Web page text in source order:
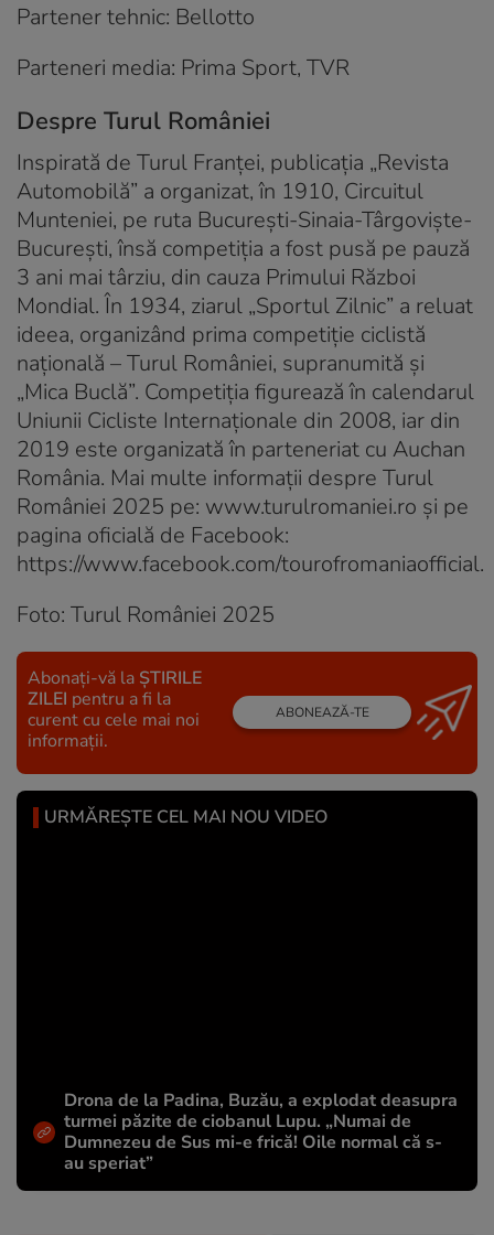
Partener tehnic: Bellotto
Parteneri media: Prima Sport, TVR
Despre Turul României
Inspirată de Turul Franței, publicația „Revista
Automobilă” a organizat, în 1910, Circuitul
Munteniei, pe ruta București-Sinaia-Târgoviște-
București, însă competiția a fost pusă pe pauză
3 ani mai târziu, din cauza Primului Război
Mondial. În 1934, ziarul „Sportul Zilnic” a reluat
ideea, organizând prima competiție ciclistă
națională – Turul României, supranumită și
„Mica Buclă”. Competiția figurează în calendarul
Uniunii Cicliste Internaționale din 2008, iar din
2019 este organizată în parteneriat cu Auchan
România. Mai multe informații despre Turul
României 2025 pe: www.turulromaniei.ro și pe
pagina oficială de Facebook:
https://www.facebook.com/tourofromaniaofficial.
Foto: Turul României 2025
Abonați-vă la ȘTIRILE
ZILEI pentru a fi la
curent cu cele mai noi
informații.
ABONEAZĂ-TE
URMĂREȘTE CEL MAI NOU VIDEO
Drona de la Padina, Buzău, a explodat deasupra
turmei păzite de ciobanul Lupu. „Numai de
Dumnezeu de Sus mi-e frică! Oile normal că s-
au speriat”